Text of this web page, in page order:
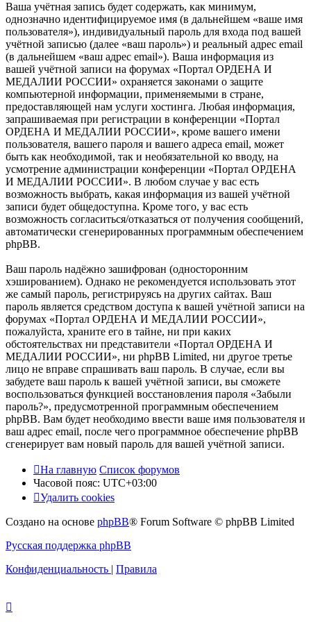
Ваша учётная запись будет содержать, как минимум,
однозначно идентифицируемое имя (в дальнейшем «ваше имя
пользователя»), индивидуальный пароль для входа под вашей
учётной записью (далее «ваш пароль») и реальный адрес email
(в дальнейшем «ваш адрес email»). Ваша информация из
вашей учётной записи на форумах «Портал ОРДЕНА И
МЕДАЛИИ РОССИИ» охраняется законами о защите
компьютерной информации, применяемыми в стране,
предоставляющей нам услуги хостинга. Любая информация,
запрашиваемая при регистрации в конференции «Портал
ОРДЕНА И МЕДАЛИИ РОССИИ», кроме вашего имени
пользователя, вашего пароля и вашего адреса email, может
быть как необходимой, так и необязательной ко вводу, на
усмотрение администрации конференции «Портал ОРДЕНА
И МЕДАЛИИ РОССИИ». В любом случае у вас есть
возможность выбрать, какая информация из вашей учётной
записи будет общедоступна. Кроме того, у вас есть
возможность согласиться/отказаться от получения сообщений,
автоматически сгенерированных программным обеспечением
phpBB.
Ваш пароль надёжно зашифрован (односторонним
хэшированием). Однако не рекомендуется использовать этот
же самый пароль, регистрируясь на других сайтах. Ваш
пароль является средством доступа к вашей учётной записи на
форумах «Портал ОРДЕНА И МЕДАЛИИ РОССИИ»,
пожалуйста, храните его в тайне, ни при каких
обстоятельствах ни представители «Портал ОРДЕНА И
МЕДАЛИИ РОССИИ», ни phpBB Limited, ни другое третье
лицо не вправе спрашивать ваш пароль. В случае, если вы
забудете ваш пароль к вашей учётной записи, вы сможете
воспользоваться функцией восстановления пароля «Забыли
пароль?», предусмотренной программным обеспечением
phpBB. Вам будет необходимо ввести ваше имя пользователя и
ваш адрес email, после чего программное обеспечение phpBB
сгенерирует вам новый пароль для вашей учётной записи.
На главную Список форумов
Часовой пояс: UTC+03:00
Удалить cookies
Создано на основе phpBB® Forum Software © phpBB Limited
Русская поддержка phpBB
Конфиденциальность | Правила